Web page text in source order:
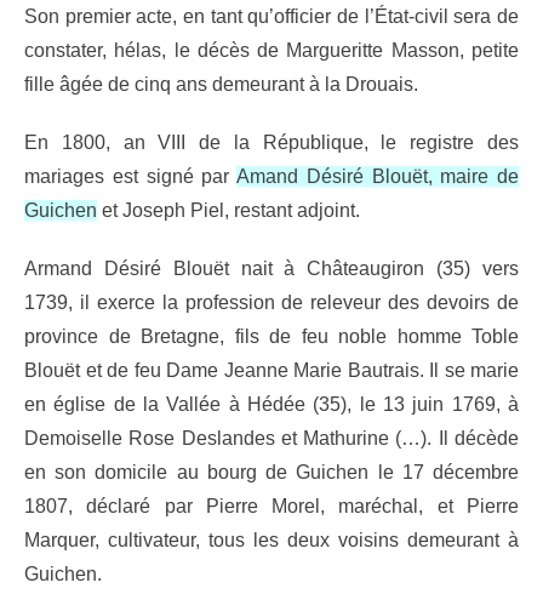
Son premier acte, en tant qu’officier de l’État-civil sera de
constater, hélas, le décès de Margueritte Masson, petite
fille âgée de cinq ans demeurant à la Drouais.
En 1800, an VIII de la République, le registre des
mariages est signé par Amand Désiré Blouët, maire de
Guichen et Joseph Piel, restant adjoint.
Armand Désiré Blouët nait à Châteaugiron (35) vers
1739, il exerce la profession de releveur des devoirs de
province de Bretagne, fils de feu noble homme Toble
Blouët et de feu Dame Jeanne Marie Bautrais. Il se marie
en église de la Vallée à Hédée (35), le 13 juin 1769, à
Demoiselle Rose Deslandes et Mathurine (…). Il décède
en son domicile au bourg de Guichen le 17 décembre
1807, déclaré par Pierre Morel, maréchal, et Pierre
Marquer, cultivateur, tous les deux voisins demeurant à
Guichen.